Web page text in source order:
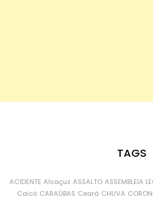
TAGS
ACIDENTE Alcaçuz ASSALTO ASSEMBLEIA
Caicó CARAÚBAS Ceará CHUVA